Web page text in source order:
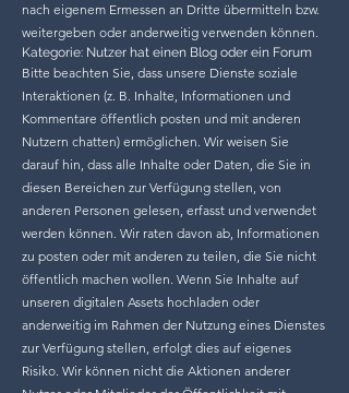
nach eigenem Ermessen an Dritte übermitteln bzw.
weitergeben oder anderweitig verwenden können.
Kategorie: Nutzer hat einen Blog oder ein Forum
Bitte beachten Sie, dass unsere Dienste soziale
Interaktionen (z. B. Inhalte, Informationen und
Kommentare öffentlich posten und mit anderen
Nutzern chatten) ermöglichen. Wir weisen Sie
darauf hin, dass alle Inhalte oder Daten, die Sie in
diesen Bereichen zur Verfügung stellen, von
anderen Personen gelesen, erfasst und verwendet
werden können. Wir raten davon ab, Informationen
zu posten oder mit anderen zu teilen, die Sie nicht
öffentlich machen wollen. Wenn Sie Inhalte auf
unseren digitalen Assets hochladen oder
anderweitig im Rahmen der Nutzung eines Dienstes
zur Verfügung stellen, erfolgt dies auf eigenes
Risiko. Wir können nicht die Aktionen anderer